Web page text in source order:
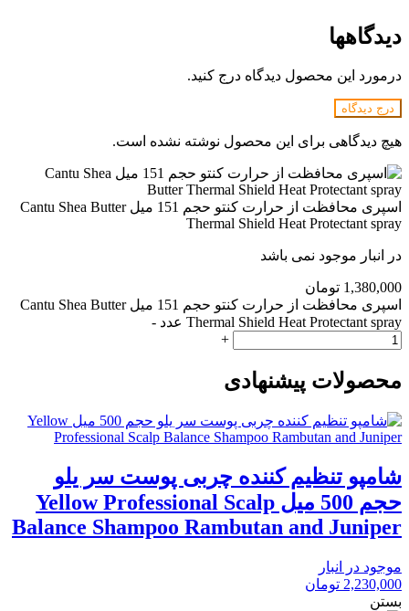
دیدگاهها
درمورد این محصول دیدگاه درج کنید.
درج دیدگاه
هیچ دیدگاهی برای این محصول نوشته نشده است.
اسپری محافظت از حرارت کنتو حجم 151 میل Cantu Shea Butter
Thermal Shield Heat Protectant spray
در انبار موجود نمی باشد
1,380,000 تومان
اسپری محافظت از حرارت کنتو حجم 151 میل Cantu Shea Butter
Thermal Shield Heat Protectant spray عدد
-
+
محصولات پیشنهادی
شامپو تنظیم کننده چربی پوست سر یلو
حجم 500 میل Yellow Professional Scalp
Balance Shampoo Rambutan and Juniper
موجود در انبار
2,230,000 تومان
بستن